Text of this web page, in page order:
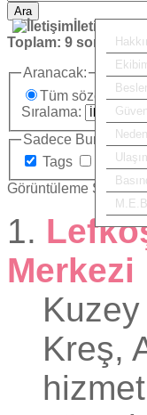
İletişim
Ara
Toplam: 9 sonuç
Aranacak:
Tüm sözcükler
Sıralama:
Sadece Burada Ara:
Tags
Görüntüleme Sayısı
1.
Merkezi
Kreş,